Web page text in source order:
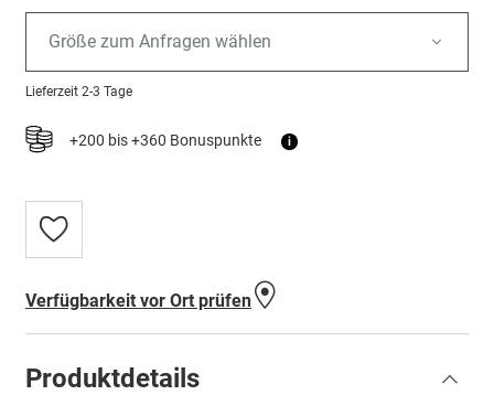
Größe zum Anfragen wählen
Lieferzeit 2-3 Tage
+200 bis +360 Bonuspunkte i
Zur
Wunschliste
Verfügbarkeit vor Ort prüfen
Produktdetails